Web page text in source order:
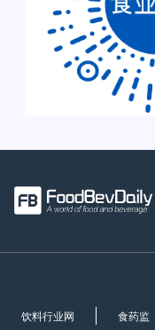
饮料行业网 食药监